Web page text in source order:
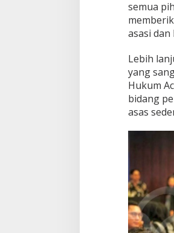
s
a
m
D
i
t
e
n
P
semua
asasi dan
Lebih
yang
Hukum
bidang
asas